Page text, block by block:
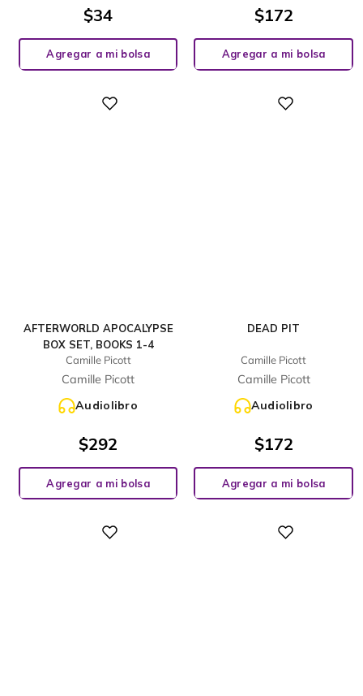
$34
Agregar a mi bolsa
$172
Agregar a mi bolsa
AFTERWORLD APOCALYPSE
BOX SET, BOOKS 1-4
Camille Picott
Camille Picott
Audiolibro
$292
Agregar a mi bolsa
DEAD PIT
Camille Picott
Camille Picott
Audiolibro
$172
Agregar a mi bolsa